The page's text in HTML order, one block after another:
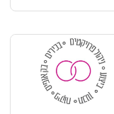
בארץ ובחו״ל (כולל
עסקאות והשפעה
וטיוב של
כספים, יועצים